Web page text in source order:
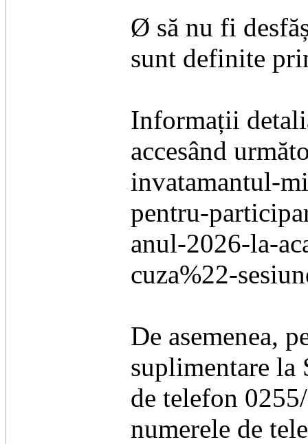
Ø să nu fi
sunt definite
Informații
accesând
invatamantul-
pentru-
anul-2026-la-
cuza%22-
De asemenea,
suplimentare la
de telefon
numerele de